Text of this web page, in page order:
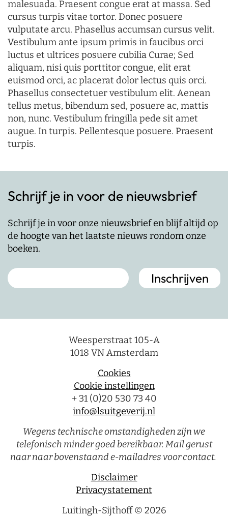
malesuada. Praesent congue erat at massa. Sed
cursus turpis vitae tortor. Donec posuere
vulputate arcu. Phasellus accumsan cursus velit.
Vestibulum ante ipsum primis in faucibus orci
luctus et ultrices posuere cubilia Curae; Sed
aliquam, nisi quis porttitor congue, elit erat
euismod orci, ac placerat dolor lectus quis orci.
Phasellus consectetuer vestibulum elit. Aenean
tellus metus, bibendum sed, posuere ac, mattis
non, nunc. Vestibulum fringilla pede sit amet
augue. In turpis. Pellentesque posuere. Praesent
turpis.
Schrijf je in voor de nieuwsbrief
Schrijf je in voor onze nieuwsbrief en blijf altijd op
de hoogte van het laatste nieuws rondom onze
boeken.
Weesperstraat 105-A
1018 VN Amsterdam
Cookies
Cookie instellingen
+ 31 (0)20 530 73 40
info@lsuitgeverij.nl
Wegens technische omstandigheden zijn we
telefonisch minder goed bereikbaar. Mail gerust
naar naar bovenstaand e-mailadres voor contact.
Disclaimer
Privacystatement
Luitingh-Sijthoff © 2026